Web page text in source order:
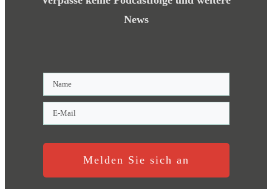
News
Melden Sie sich an